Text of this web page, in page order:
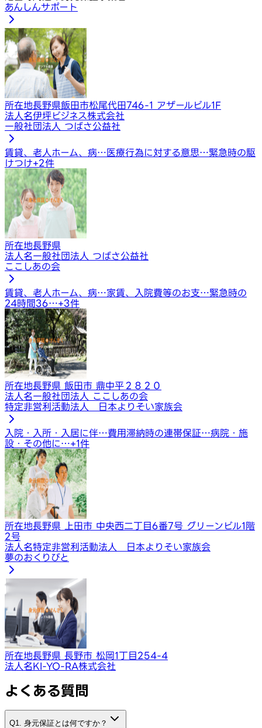
あんしんサポート
所在地長野県飯田市松尾代田746-1 アザールビル1F
法人名伊坪ビジネス株式会社
一般社団法人 つばさ公益社
賃貸、老人ホーム、病…医療行為に対する意思…緊急時の駆
けつけ+2件
所在地長野県
法人名一般社団法人 つばさ公益社
ここしあの会
賃貸、老人ホーム、病…家賃、入院費等のお支…緊急時の
24時間36…+3件
所在地長野県 飯田市 鼎中平２８２０
法人名一般社団法人 ここしあの会
特定非営利活動法人 日本よりそい家族会
入院・入所・入居に伴…費用滞納時の連帯保証…病院・施
設・その他に…+1件
所在地長野県 上田市 中央西二丁目6番7号 グリーンビル1階
2号
法人名特定非営利活動法人 日本よりそい家族会
夢のおくりびと
所在地長野県 長野市 松岡1丁目254-4
法人名KI-YO-RA株式会社
よくある質問
Q1. 身元保証とは何ですか？